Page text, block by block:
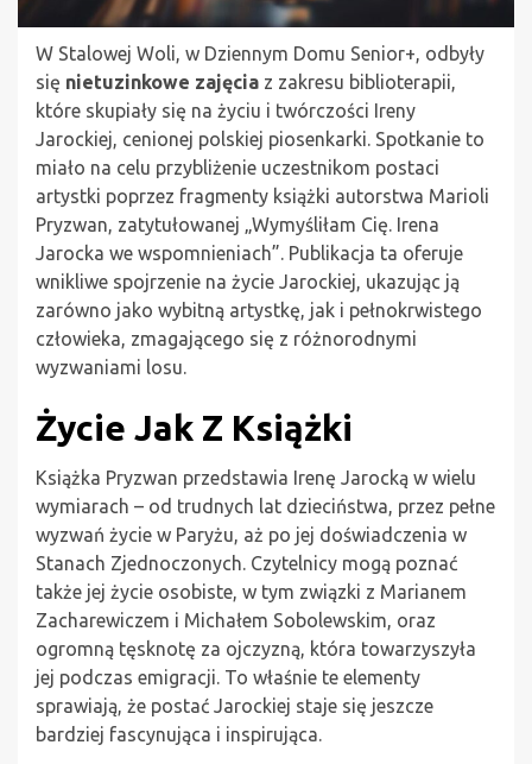
W Stalowej Woli, w Dziennym Domu Senior+, odbyły
się nietuzinkowe zajęcia z zakresu biblioterapii,
które skupiały się na życiu i twórczości Ireny
Jarockiej, cenionej polskiej piosenkarki. Spotkanie to
miało na celu przybliżenie uczestnikom postaci
artystki poprzez fragmenty książki autorstwa Marioli
Pryzwan, zatytułowanej „Wymyśliłam Cię. Irena
Jarocka we wspomnieniach”. Publikacja ta oferuje
wnikliwe spojrzenie na życie Jarockiej, ukazując ją
zarówno jako wybitną artystkę, jak i pełnokrwistego
człowieka, zmagającego się z różnorodnymi
wyzwaniami losu.
Życie Jak Z Książki
Książka Pryzwan przedstawia Irenę Jarocką w wielu
wymiarach – od trudnych lat dzieciństwa, przez pełne
wyzwań życie w Paryżu, aż po jej doświadczenia w
Stanach Zjednoczonych. Czytelnicy mogą poznać
także jej życie osobiste, w tym związki z Marianem
Zacharewiczem i Michałem Sobolewskim, oraz
ogromną tęsknotę za ojczyzną, która towarzyszyła
jej podczas emigracji. To właśnie te elementy
sprawiają, że postać Jarockiej staje się jeszcze
bardziej fascynująca i inspirująca.